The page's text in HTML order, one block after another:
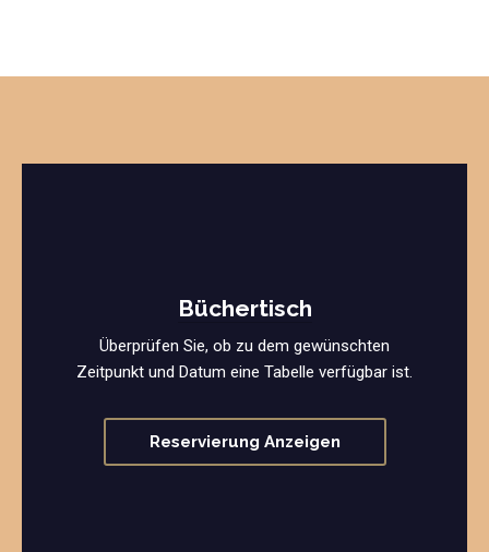
Büchertisch
Überprüfen Sie, ob zu dem gewünschten
Zeitpunkt und Datum eine Tabelle verfügbar ist.
Reservierung Anzeigen